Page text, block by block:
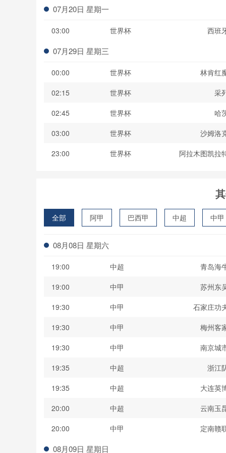
07月20日 星期一
03:00 世界杯 西班
07月29日 星期三
00:00 世界杯
林肯红
02:15
世界杯
采
02:45
世界杯
哈
03:00
世界杯
沙姆洛
23:00
世界杯 阿拉木图凯拉
全部 阿甲 巴西甲 中超 中甲
波黑联
08月08日 星期六
19:00 中超
青岛海
19:00
中甲
苏州东
19:30
中甲
石家庄功
19:30
中甲
梅州客
19:30
中甲
南京城
19:35
中超
浙江
19:35
中超
大连英
20:00
中超
云南玉
20:00
中甲 定南赣
08月09日 星期日